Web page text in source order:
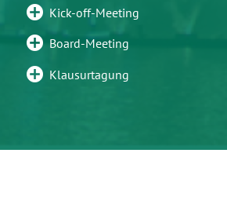
Kick-off-Meeting
Board-Meeting
Klausurtagung